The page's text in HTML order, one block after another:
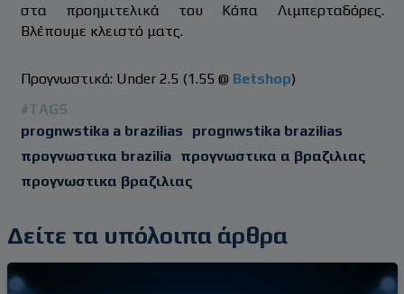
στα προημιτελικά του Κόπα Λιμπερταδόρες.
Βλέπουμε κλειστό ματς.
Προγνωστικό: Under 2.5 (1.55 @ Betshop)
#TAGS
prognwstika a brazilias
prognwstika brazilias
προγνωστικα brazilia
προγνωστικα α βραζιλιας
προγνωστικα βραζιλιας
Δείτε τα υπόλοιπα άρθρα